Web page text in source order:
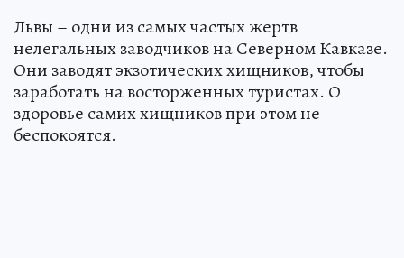
Львы – одни из самых частых жертв
нелегальных заводчиков на Северном Кавказе.
Они заводят экзотических хищников, чтобы
заработать на восторженных туристах. О
здоровье самих хищников при этом не
беспокоятся.